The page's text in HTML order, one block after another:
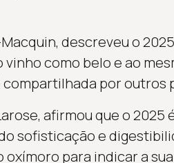
descreveu o
como belo e ao
compartilhada por outros
afirmou que o 2025
sofisticação e
oxímoro para indicar a